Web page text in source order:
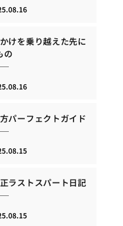
けを乗り越えた先に
の
パーフェクトガイド
ラストスパート日記